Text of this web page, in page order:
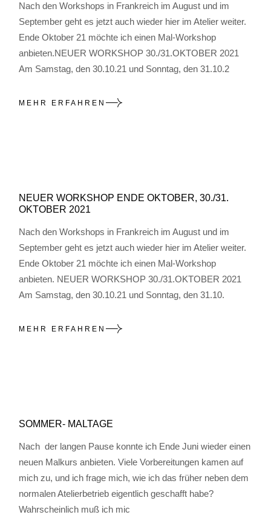
Nach den Workshops in Frankreich im August und im
September geht es jetzt auch wieder hier im Atelier weiter.
Ende Oktober 21 möchte ich einen Mal-Workshop
anbieten.NEUER WORKSHOP 30./31.OKTOBER 2021
Am Samstag, den 30.10.21 und Sonntag, den 31.10.2
MEHR ERFAHREN
NEUER WORKSHOP ENDE OKTOBER, 30./31.
OKTOBER 2021
Nach den Workshops in Frankreich im August und im
September geht es jetzt auch wieder hier im Atelier weiter.
Ende Oktober 21 möchte ich einen Mal-Workshop
anbieten. NEUER WORKSHOP 30./31.OKTOBER 2021
Am Samstag, den 30.10.21 und Sonntag, den 31.10.
MEHR ERFAHREN
SOMMER- MALTAGE
Nach der langen Pause konnte ich Ende Juni wieder einen
neuen Malkurs anbieten. Viele Vorbereitungen kamen auf
mich zu, und ich frage mich, wie ich das früher neben dem
normalen Atelierbetrieb eigentlich geschafft habe?
Wahrscheinlich muß ich mic